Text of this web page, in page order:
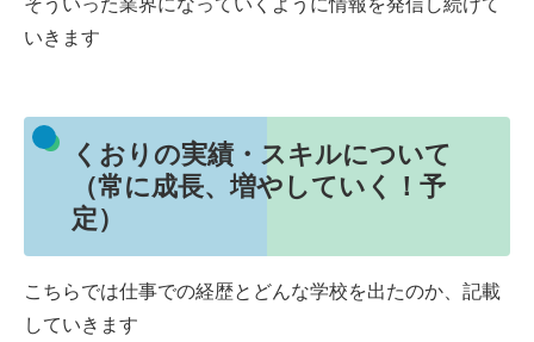
いきます
くおりの実績・スキルについて
（常に成長、増やしていく！予
定）
こちらでは仕事での経歴とどんな学校を出たのか、記載
していきます